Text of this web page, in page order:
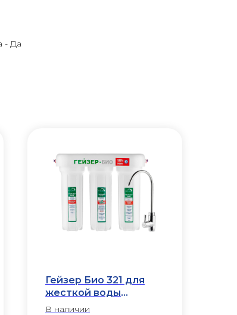
- Да
Гейзер Био 321 для
жесткой воды
(проточный)
В наличии